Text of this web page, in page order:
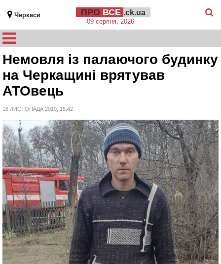
Черкаси ПРО ВСЕ .ck.ua
09 серпня, 2026
Немовля із палаючого будинку
на Черкащині врятував
АТОвець
18 ЛИСТОПАДА 2019, 15:42